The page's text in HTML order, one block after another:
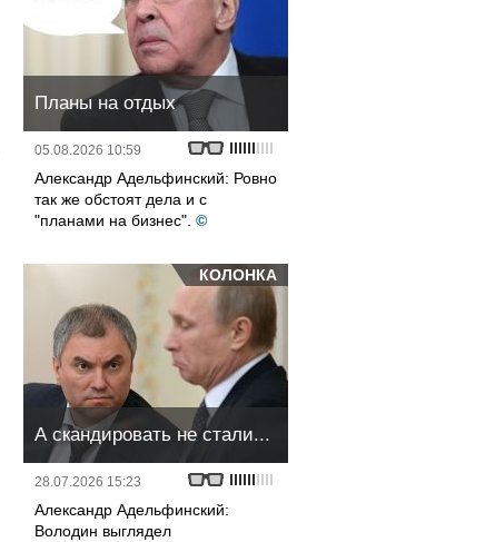
Планы на отдых
05.08.2026 10:59
Александр Адельфинский: Ровно
так же обстоят дела и с
"планами на бизнес". ©
КОЛОНКА
А скандировать не стали...
28.07.2026 15:23
Александр Адельфинский:
Володин выглядел